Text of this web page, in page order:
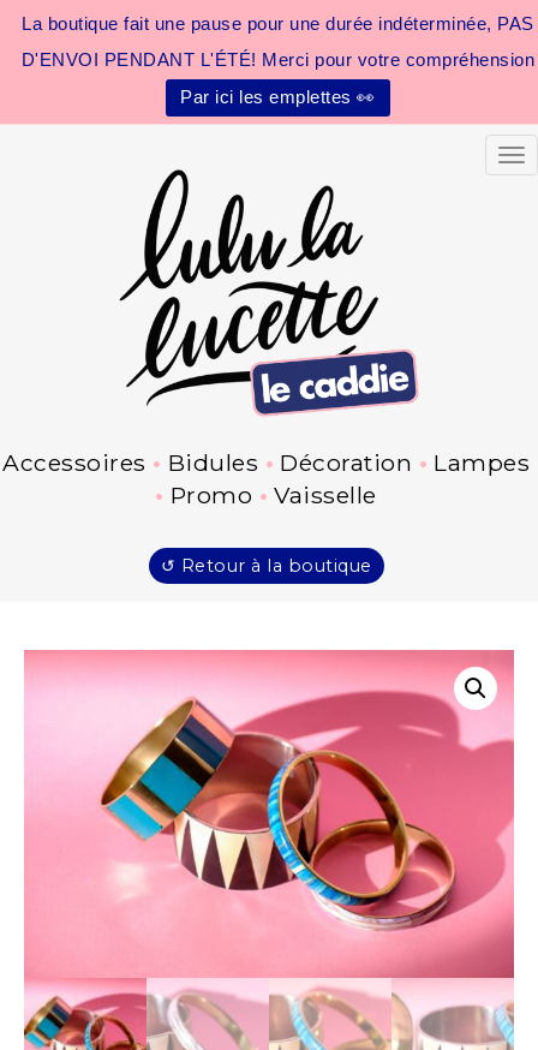
La boutique fait une pause pour une durée indéterminée, PAS
D'ENVOI PENDANT L'ÉTÉ! Merci pour votre compréhension
Par ici les emplettes 👀
Accessoires Bidules Décoration
Lampes
Promo
Vaisselle
↺ Retour à la boutique